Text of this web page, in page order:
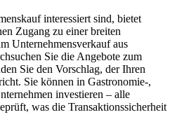
interessiert sind, bietet
Zugang zu einer breiten
Unternehmensverkauf aus
Sie die Angebote zum
Sie den Vorschlag, der Ihren
Sie können in Gastronomie-,
investieren – alle
was die Transaktionssicherheit